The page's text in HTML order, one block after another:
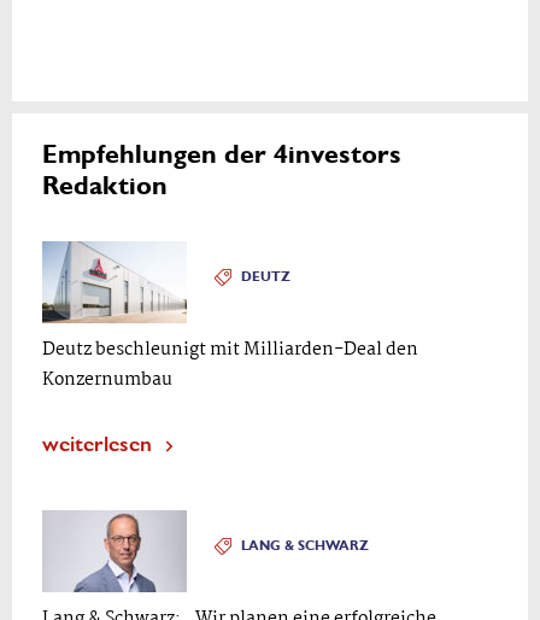
Empfehlungen der 4investors
Redaktion
DEUTZ
Deutz beschleunigt mit Milliarden-Deal den
Konzernumbau
weiterlesen
LANG & SCHWARZ